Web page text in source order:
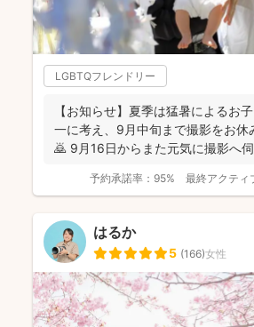
LGBTQフレンドリー
【お知らせ】夏季は猛暑によるお
一に考え、9月中旬まで撮影をお休
🙇 9月16日からまた元気に撮影へ
予約承諾率： 95% 最終アクティ
はるか
5 (166)女性